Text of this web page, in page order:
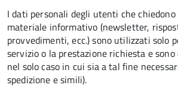
I dati personali degli utenti che
materiale informativo (newsletter,
provvedimenti, ecc.) sono utilizzati solo
servizio o la prestazione richiesta e
nel solo caso in cui sia a tal fine
spedizione e simili).